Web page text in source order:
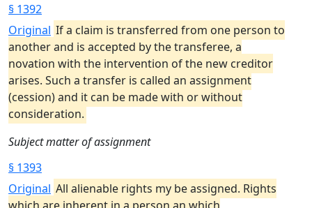
§ 1392
Original If a claim is transferred from one person to
another and is accepted by the transferee, a
novation with the intervention of the new creditor
arises. Such a transfer is called an assignment
(cession) and it can be made with or without
consideration.
Subject matter of assignment
§ 1393
Original All alienable rights my be assigned. Rights